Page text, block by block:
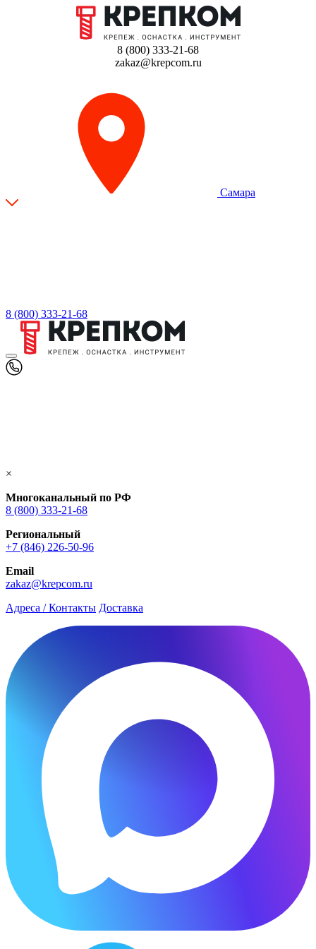
8 (800) 333-21-68
zakaz@krepcom.ru
Самара
8 (800) 333-21-68
×
Многоканальный по РФ
8 (800) 333‑21-68
Региональный
+7 (846) 226-50-96
Email
zakaz@krepcom.ru
Адреса / Контакты Доставка